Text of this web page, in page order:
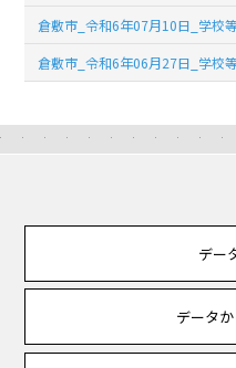
倉敷市_令和6年07月10日_学校
倉敷市_令和6年06月27日_学校
デー
データ